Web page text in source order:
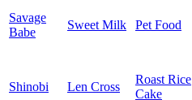
Savage
Babe
Sweet Milk Pet Food
Shinobi Len Cross
Roast Rice
Cake